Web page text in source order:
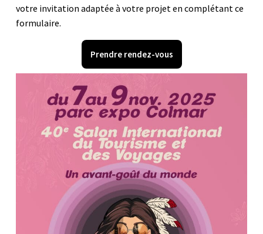
votre invitation adaptée à votre projet en complétant ce
formulaire.
Prendre rendez-vous